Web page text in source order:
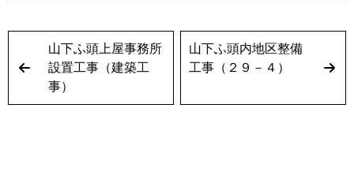
山下ふ頭上屋事務所
設置工事（建築工
事）
山下ふ頭内地区整備
工事（２９－４）